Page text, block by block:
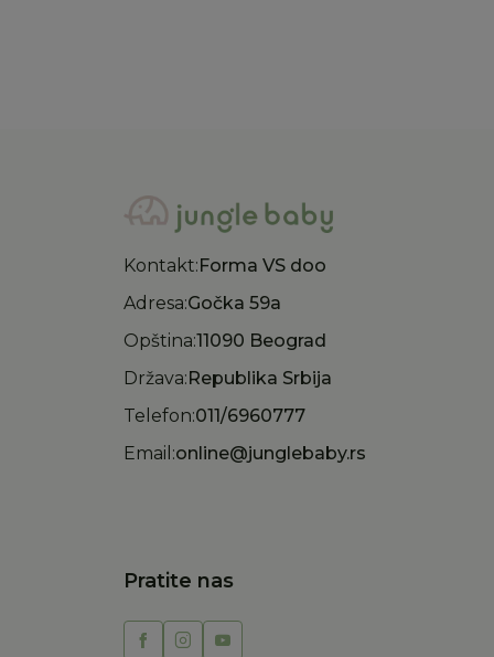
Kontakt: Forma VS doo
Adresa:Gočka 59a
Opština:11090 Beograd
Država: Republika Srbija
Telefon:011/6960777
Email:online@junglebaby.rs
Pratite nas